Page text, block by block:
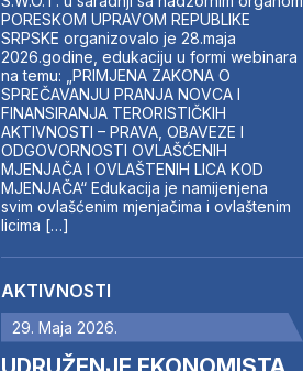
PORESKOM UPRAVOM REPUBLIKE
SRPSKE organizovalo je 28.maja
2026.godine, edukaciju u formi webinara
na temu: „PRIMJENA ZAKONA O
SPREČAVANJU PRANJA NOVCA I
FINANSIRANJA TERORISTIČKIH
AKTIVNOSTI – PRAVA, OBAVEZE I
ODGOVORNOSTI OVLAŠĆENIH
MJENJAČA I OVLAŠTENIH LICA KOD
MJENJAČA“ Edukacija je namijenjena
svim ovlašćenim mjenjačima i ovlaštenim
licima […]
AKTIVNOSTI
29. Maja 2026.